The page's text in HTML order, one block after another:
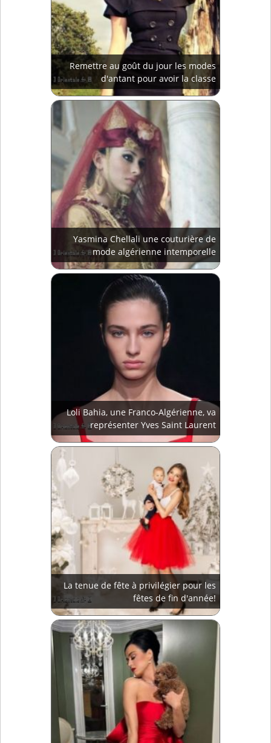
Remettre au goût du jour les modes
d'antant pour avoir la classe
Yasmina Chellali une couturière de
mode algérienne intemporelle
Loli Bahia, une Franco-Algérienne, va
représenter Yves Saint Laurent
La tenue de fête à privilégier pour les
fêtes de fin d'année!